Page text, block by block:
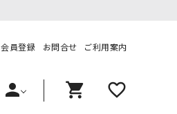
会員登録 お問合せ ご利用案内
person shopping_cart favorite_outline